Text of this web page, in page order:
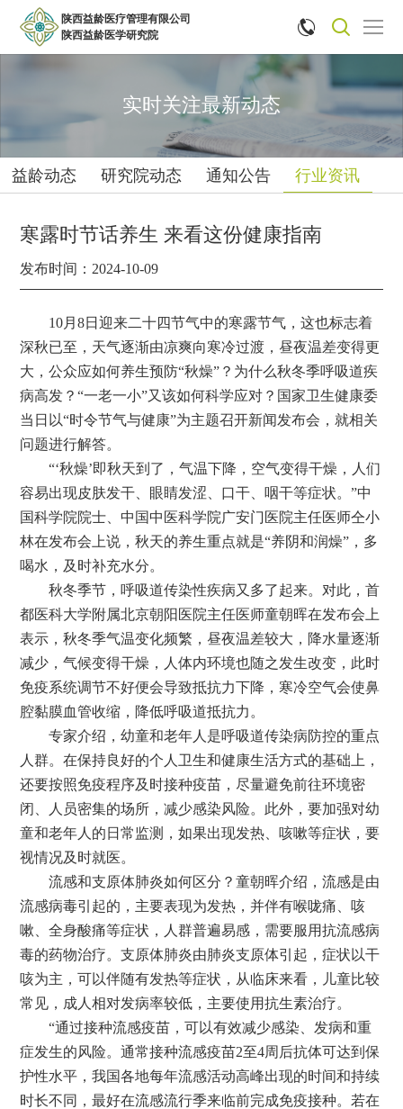
陕西益龄医疗管理有限公司
陕西益龄医学研究院
 
实时关注最新动态
益龄动态 研究院动态 通知公告 行业资讯
寒露时节话养生 来看这份健康指南
发布时间：2024-10-09
10月8日迎来二十四节气中的寒露节气，这也标志着
深秋已至，天气逐渐由凉爽向寒冷过渡，昼夜温差变得更
大，公众应如何养生预防“秋燥”？为什么秋冬季呼吸道疾
病高发？“一老一小”又该如何科学应对？国家卫生健康委
当日以“时令节气与健康”为主题召开新闻发布会，就相关
问题进行解答。
“‘秋燥’即秋天到了，气温下降，空气变得干燥，人们
容易出现皮肤发干、眼睛发涩、口干、咽干等症状。”中
国科学院院士、中国中医科学院广安门医院主任医师仝小
林在发布会上说，秋天的养生重点就是“养阴和润燥”，多
喝水，及时补充水分。
秋冬季节，呼吸道传染性疾病又多了起来。对此，首
都医科大学附属北京朝阳医院主任医师童朝晖在发布会上
表示，秋冬季气温变化频繁，昼夜温差较大，降水量逐渐
减少，气候变得干燥，人体内环境也随之发生改变，此时
免疫系统调节不好便会导致抵抗力下降，寒冷空气会使鼻
腔黏膜血管收缩，降低呼吸道抵抗力。
专家介绍，幼童和老年人是呼吸道传染病防控的重点
人群。在保持良好的个人卫生和健康生活方式的基础上，
还要按照免疫程序及时接种疫苗，尽量避免前往环境密
闭、人员密集的场所，减少感染风险。此外，要加强对幼
童和老年人的日常监测，如果出现发热、咳嗽等症状，要
视情况及时就医。
流感和支原体肺炎如何区分？童朝晖介绍，流感是由
流感病毒引起的，主要表现为发热，并伴有喉咙痛、咳
嗽、全身酸痛等症状，人群普遍易感，需要服用抗流感病
毒的药物治疗。支原体肺炎由肺炎支原体引起，症状以干
咳为主，可以伴随有发热等症状，从临床来看，儿童比较
常见，成人相对发病率较低，主要使用抗生素治疗。
“通过接种流感疫苗，可以有效减少感染、发病和重
症发生的风险。通常接种流感疫苗2至4周后抗体可达到保
护性水平，我国各地每年流感活动高峰出现的时间和持续
时长不同，最好在流感流行季来临前完成免疫接种。若在